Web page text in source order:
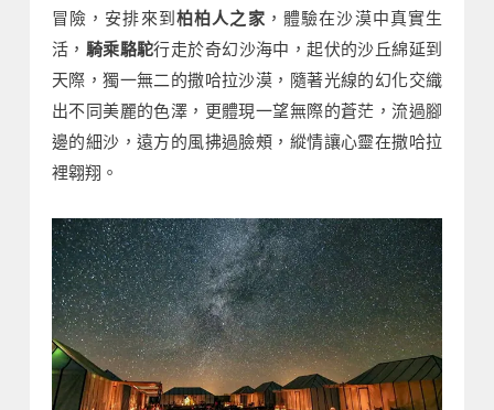
冒險，安排來到柏柏人之家 ，體驗在沙漠中真實生
活， 騎乘駱駝行走於奇幻沙海中，起伏的沙丘綿延到
天際，獨一無二的撒哈拉沙漠，隨著光線的幻化交織
出不同美麗的色澤，更體現一望無際的蒼茫，流過腳
邊的細沙，遠方的風拂過臉頰，縱情讓心靈在撒哈拉
裡翱翔。